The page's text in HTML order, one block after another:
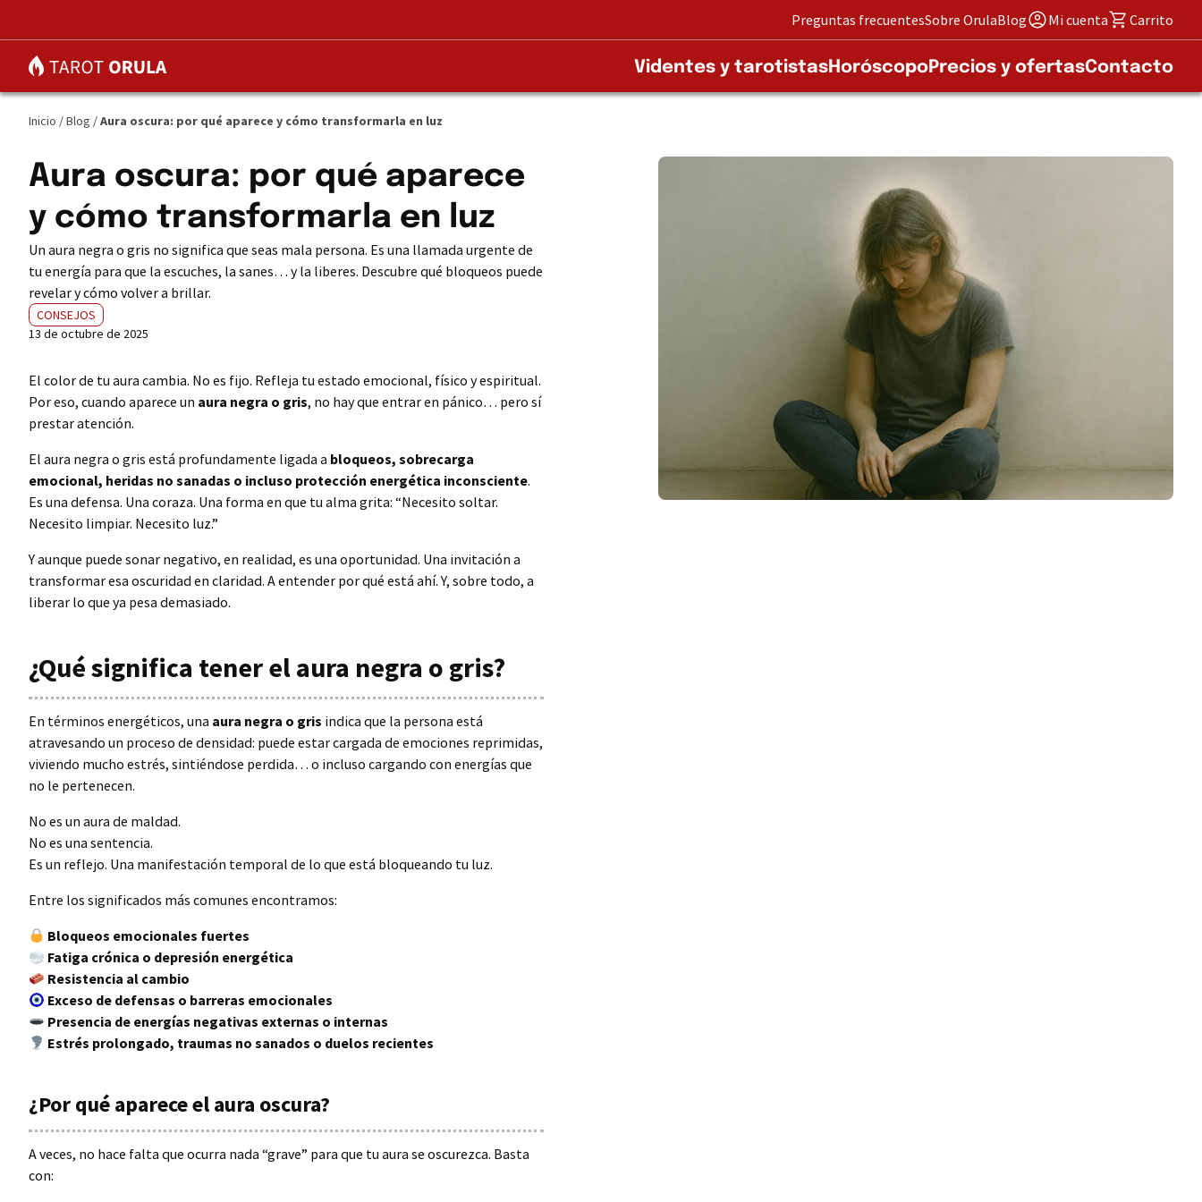
Preguntas frecuentesSobre OrulaBlog Mi cuenta Carrito
Videntes y tarotistasHoróscopoPrecios y ofertasContacto
Inicio /Blog /Aura oscura: por qué aparece y cómo transformarla en luz
Aura oscura: por qué aparece
y cómo transformarla en luz
Un aura negra o gris no significa que seas mala persona. Es una llamada urgente de
tu energía para que la escuches, la sanes… y la liberes. Descubre qué bloqueos puede
revelar y cómo volver a brillar.
CONSEJOS
13 de octubre de 2025
El color de tu aura cambia. No es fijo. Refleja tu estado emocional, físico y espiritual.
Por eso, cuando aparece un aura negra o gris, no hay que entrar en pánico… pero sí
prestar atención.
El aura negra o gris está profundamente ligada a bloqueos, sobrecarga
emocional, heridas no sanadas o incluso protección energética inconsciente.
Es una defensa. Una coraza. Una forma en que tu alma grita: “Necesito soltar.
Necesito limpiar. Necesito luz.”
Y aunque puede sonar negativo, en realidad, es una oportunidad. Una invitación a
transformar esa oscuridad en claridad. A entender por qué está ahí. Y, sobre todo, a
liberar lo que ya pesa demasiado.
¿Qué significa tener el aura negra o gris?
En términos energéticos, una aura negra o gris indica que la persona está
atravesando un proceso de densidad: puede estar cargada de emociones reprimidas,
viviendo mucho estrés, sintiéndose perdida… o incluso cargando con energías que
no le pertenecen.
No es un aura de maldad.
No es una sentencia.
Es un reflejo. Una manifestación temporal de lo que está bloqueando tu luz.
Entre los significados más comunes encontramos:
Bloqueos emocionales fuertes
Fatiga crónica o depresión energética
Resistencia al cambio
Exceso de defensas o barreras emocionales
Presencia de energías negativas externas o internas
Estrés prolongado, traumas no sanados o duelos recientes
¿Por qué aparece el aura oscura?
A veces, no hace falta que ocurra nada “grave” para que tu aura se oscurezca. Basta
con: